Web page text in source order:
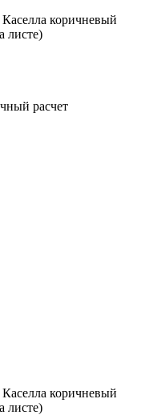
коричневый
листе)
расчет
коричневый
листе)